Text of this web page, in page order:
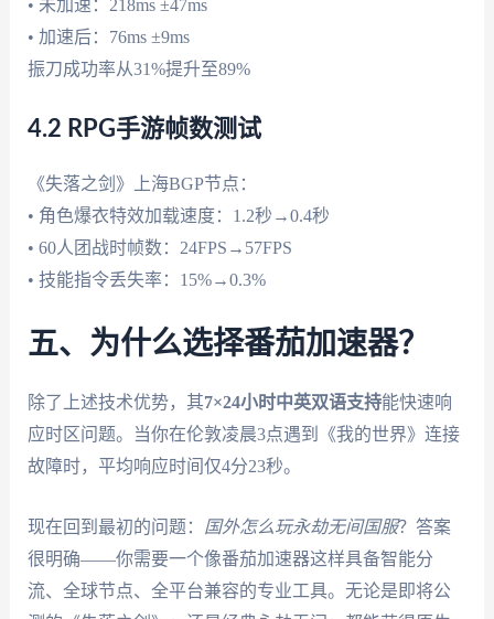
• 未加速：218ms ±47ms
• 加速后：76ms ±9ms
振刀成功率从31%提升至89%
4.2 RPG手游帧数测试
《失落之剑》上海BGP节点：
• 角色爆衣特效加载速度：1.2秒→0.4秒
• 60人团战时帧数：24FPS→57FPS
• 技能指令丢失率：15%→0.3%
五、为什么选择番茄加速器？
除了上述技术优势，其7×24小时中英双语支持能快速响
应时区问题。当你在伦敦凌晨3点遇到《我的世界》连接
故障时，平均响应时间仅4分23秒。
现在回到最初的问题： 国外怎么玩永劫无间国服？答案
很明确——你需要一个像番茄加速器这样具备智能分
流、全球节点、全平台兼容的专业工具。无论是即将公